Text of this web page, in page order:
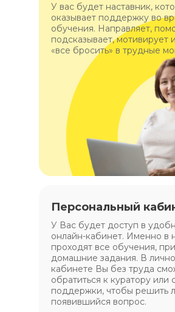
У вас будет наставник,
оказывает поддержку во
обучения. Направляет,
подсказывает, мотивирует
«все бросить» в трудные
Персональный
У Вас будет доступ в
онлайн-кабинет. Именно в
проходят все обучения,
домашние задания. В
кабинете Вы без труда
обратиться к куратору или
поддержки, чтобы решить
появившийся вопрос.